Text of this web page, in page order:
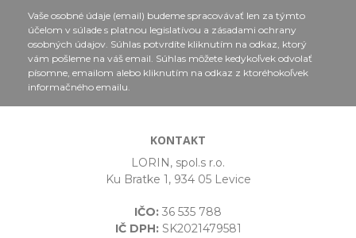
Vaše osobné údaje (email) budeme spracovávať len za týmto
účelom v súlade s platnou legislatívou a zásadami ochrany
osobných údajov. Súhlas potvrdíte kliknutím na odkaz, ktorý
vám pošleme na váš email. Súhlas môžete kedykoľvek odvolať
písomne, emailom alebo kliknutím na odkaz z ktoréhokoľvek
informačného emailu.
KONTAKT
LORIN, spol.s r.o.
Ku Bratke 1, 934 05 Levice
IČO: 36 535 788
IČ DPH:SK2021479581